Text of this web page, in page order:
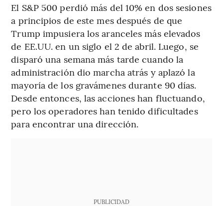
El S&P 500 perdió más del 10% en dos sesiones
a principios de este mes después de que
Trump impusiera los aranceles más elevados
de EE.UU. en un siglo el 2 de abril. Luego, se
disparó una semana más tarde cuando la
administración dio marcha atrás y aplazó la
mayoría de los gravámenes durante 90 días.
Desde entonces, las acciones han fluctuando,
pero los operadores han tenido dificultades
para encontrar una dirección.
PUBLICIDAD